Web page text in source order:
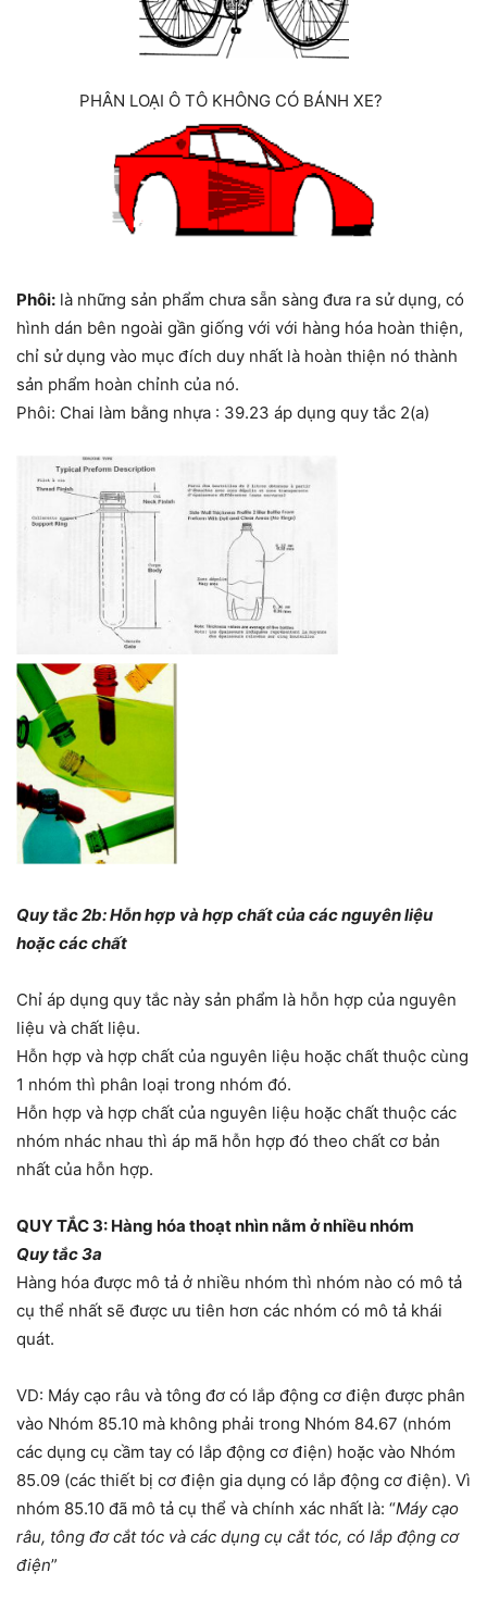
PHÂN LOẠI Ô TÔ KHÔNG CÓ BÁNH XE?
Phôi: là những sản phẩm chưa sẵn sàng đưa ra sử dụng, có
hình dán bên ngoài gần giống với với hàng hóa hoàn thiện,
chỉ sử dụng vào mục đích duy nhất là hoàn thiện nó thành
sản phẩm hoàn chỉnh của nó.
Phôi: Chai làm bằng nhựa : 39.23 áp dụng quy tắc 2(a)
Quy tắc 2b: Hỗn hợp và hợp chất của các nguyên liệu
hoặc các chất
Chỉ áp dụng quy tắc này sản phẩm là hỗn hợp của nguyên
liệu và chất liệu.
Hỗn hợp và hợp chất của nguyên liệu hoặc chất thuộc cùng
1 nhóm thì phân loại trong nhóm đó.
Hỗn hợp và hợp chất của nguyên liệu hoặc chất thuộc các
nhóm nhác nhau thì áp mã hỗn hợp đó theo chất cơ bản
nhất của hỗn hợp.
QUY TẮC 3: Hàng hóa thoạt nhìn nằm ở nhiều nhóm
Quy tắc 3a
Hàng hóa được mô tả ở nhiều nhóm thì nhóm nào có mô tả
cụ thể nhất sẽ được ưu tiên hơn các nhóm có mô tả khái
quát.
VD: Máy cạo râu và tông đơ có lắp động cơ điện được phân
vào Nhóm 85.10 mà không phải trong Nhóm 84.67 (nhóm
các dụng cụ cầm tay có lắp động cơ điện) hoặc vào Nhóm
85.09 (các thiết bị cơ điện gia dụng có lắp động cơ điện). Vì
nhóm 85.10 đã mô tả cụ thể và chính xác nhất là: “Máy cạo
râu, tông đơ cắt tóc và các dụng cụ cắt tóc, có lắp động cơ
điện”